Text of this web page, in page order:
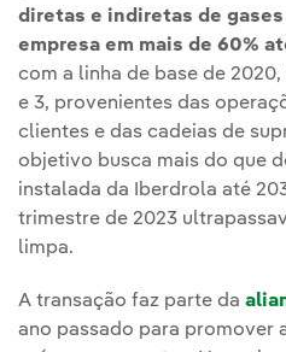
diretas e indiretas de
empresa em mais de 60%
com a linha de base de
e 3, provenientes das
clientes e das cadeias de
objetivo busca mais do que
instalada da Iberdrola até
trimestre de 2023
limpa.
A transação faz parte da
ano passado para promover